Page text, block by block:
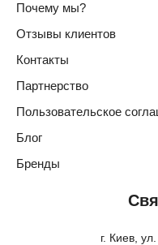
г. Киев,
Почему мы?
Отзывы клиентов
Контакты
Партнерство
Пользовательское
Блог
Бренды